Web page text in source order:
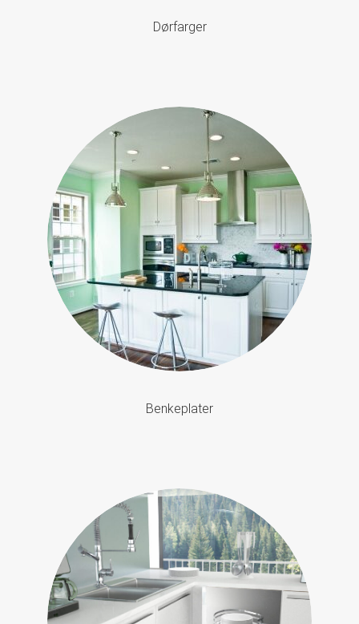
Dørfarger
Benkeplater